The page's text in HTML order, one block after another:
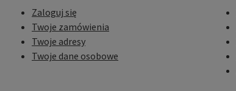
Zaloguj się
Twoje zamówienia
Twoje adresy
Twoje dane osobowe